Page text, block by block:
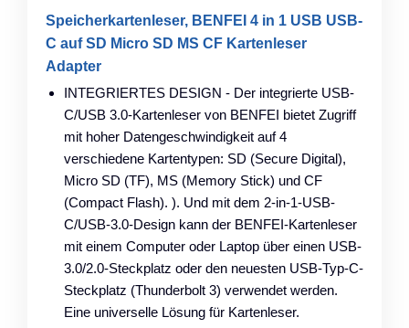
Speicherkartenleser, BENFEI 4 in 1 USB USB-
C auf SD Micro SD MS CF Kartenleser
Adapter
INTEGRIERTES DESIGN - Der integrierte USB-
C/USB 3.0-Kartenleser von BENFEI bietet Zugriff
mit hoher Datengeschwindigkeit auf 4
verschiedene Kartentypen: SD (Secure Digital),
Micro SD (TF), MS (Memory Stick) und CF
(Compact Flash). ). Und mit dem 2-in-1-USB-
C/USB-3.0-Design kann der BENFEI-Kartenleser
mit einem Computer oder Laptop über einen USB-
3.0/2.0-Steckplatz oder den neuesten USB-Typ-C-
Steckplatz (Thunderbolt 3) verwendet werden.
Eine universelle Lösung für Kartenleser.